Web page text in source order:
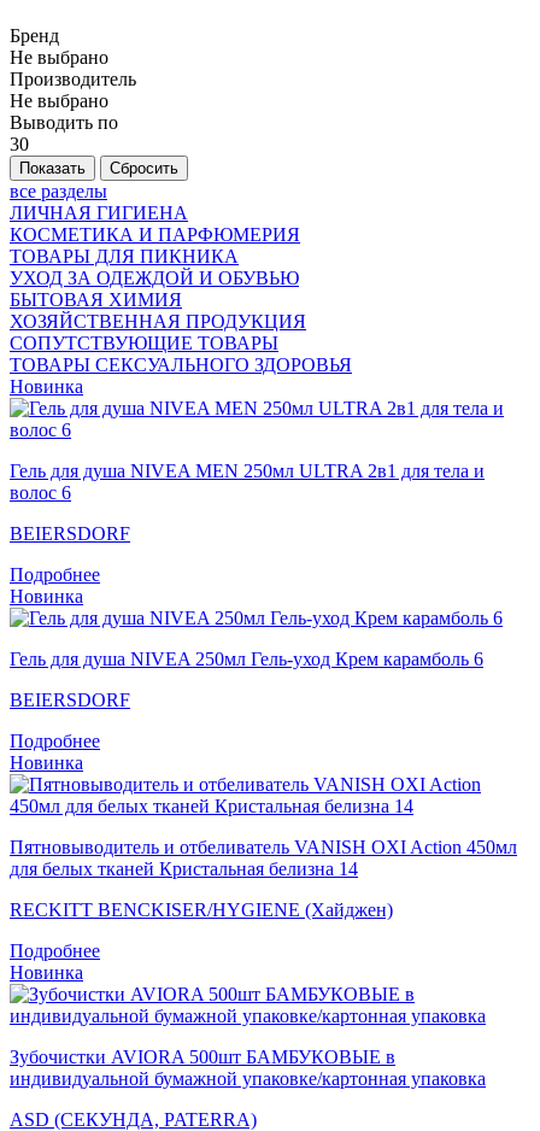
Бренд
Не выбрано
Производитель
Не выбрано
Выводить по
30
все разделы
ЛИЧНАЯ ГИГИЕНА
КОСМЕТИКА И ПАРФЮМЕРИЯ
ТОВАРЫ ДЛЯ ПИКНИКА
УХОД ЗА ОДЕЖДОЙ И ОБУВЬЮ
БЫТОВАЯ ХИМИЯ
ХОЗЯЙСТВЕННАЯ ПРОДУКЦИЯ
СОПУТСТВУЮЩИЕ ТОВАРЫ
ТОВАРЫ СЕКСУАЛЬНОГО ЗДОРОВЬЯ
Новинка
Гель для душа NIVEA MEN 250мл ULTRA 2в1 для тела и
волос 6
BEIERSDORF
Подробнее
Новинка
Гель для душа NIVEA 250мл Гель-уход Крем карамболь 6
BEIERSDORF
Подробнее
Новинка
Пятновыводитель и отбеливатель VANISH OXI Action 450мл
для белых тканей Кристальная белизна 14
RECKITT BENCKISER/HYGIENE (Хайджен)
Подробнее
Новинка
Зубочистки AVIORA 500шт БАМБУКОВЫЕ в
индивидуальной бумажной упаковке/картонная упаковка
ASD (СЕКУНДА, PATERRA)